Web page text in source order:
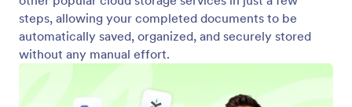
Compartir documentos con almacenamiento en la nube
Integre almacenamiento en la nube para respaldar
instantáneamente documentos firmados y acceder
a ellos en cualquier momento, desde cualquier lugar.